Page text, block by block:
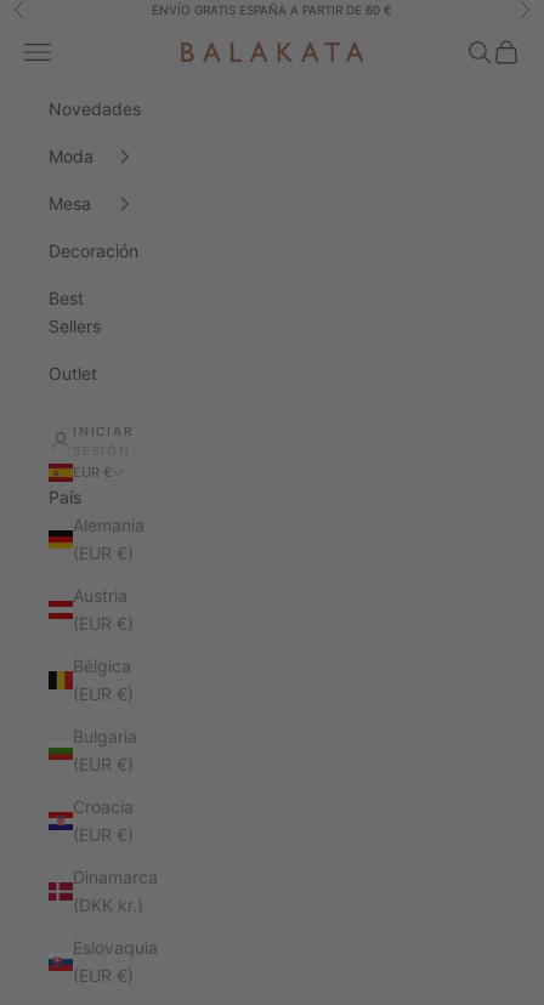
Ir al contenido
Anterior ENVÍO GRATIS ESPAÑA A PARTIR DE 60 €
Balakata España
Menú Buscar
Cesta
Novedades
Moda
Mesa
Decoración
Best
Sellers
Outlet
INICIAR
SESIÓN
EUR €
País
Alemania
(EUR €)
Austria
(EUR €)
Bélgica
(EUR €)
Bulgaria
(EUR €)
Croacia
(EUR €)
Dinamarca
(DKK kr.)
Eslovaquia
(EUR €)